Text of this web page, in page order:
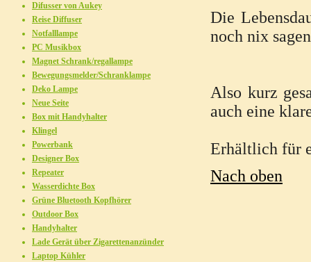
Die
noch nix
Also kurz
auch eine
Erhältlich für
Nach oben
Difusser von Aukey
Reise Diffuser
Notfalllampe
PC Musikbox
Magnet Schrank/regallampe
Bewegungsmelder/Schranklampe
Deko Lampe
Neue Seite
Box mit Handyhalter
Klingel
Powerbank
Designer Box
Repeater
Wasserdichte Box
Grüne Bluetooth Kopfhörer
Outdoor Box
Handyhalter
Lade Gerät über Zigarettenanzünder
Laptop Kühler